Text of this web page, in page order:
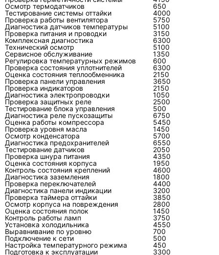
целы, детали доступны, а после ремонта
параметры возвращаются к норме. Замена
логичнее, когда ремонт затрагивает
несколько дорогих узлов, трасса
негерметична в недоступном месте или
оборудование не соответствует текущей
нагрузке помещения.
Что должно остаться после
правильно выполненного
ремонта?
После ремонта должны остаться не только
работающий кондиционер, но и понятное
объяснение причины отказа, перечень
выполненных операций, данные о
заменённых деталях и проверенный
результат. Это снижает вероятность
повторной оплаты за ту же неисправность.
Для пользователя главный критерий —
воспроизводимость: система несколько раз
Осмотр термодатчиков
650
Тестирование системы оттайки
4000
Проверка работы вентилятора
5750
Диагностика датчиков температуры
5100
Проверка питания и проводки
3150
Комплексная диагностика
6300
Технический осмотр
5100
Сервисное обслуживание
1350
Регулировка температурных режимов
600
Проверка состояния уплотнителей
6300
Оценка состояния теплообменника
2150
Проверка панели управления
3650
Проверка индикаторов
2150
Диагностика электропроводки
1050
Проверка защитных реле
2500
Тестирование блока управления
500
Диагностика реле пускозащиты
6750
Оценка работы компрессора
5450
Проверка уровня масла
1450
Осмотр конденсатора
5700
Диагностика предохранителей
6550
Тестирование датчиков
2050
Проверка шнура питания
4350
Оценка состояния корпуса
1950
Контроль состояния креплений
4600
Диагностика заземления
1800
Проверка переключателей
4400
Диагностика панели индикации
3200
Проверка таймера оттайки
3850
Осмотр корпуса на повреждения
2800
Оценка состояния полок
1450
Контроль работы ламп
3750
Установка холодильника
4550
Выравнивание по уровню
700
Подключение к сети
500
Настройка температурного режима
450
Подготовка к эксплуатации
3300